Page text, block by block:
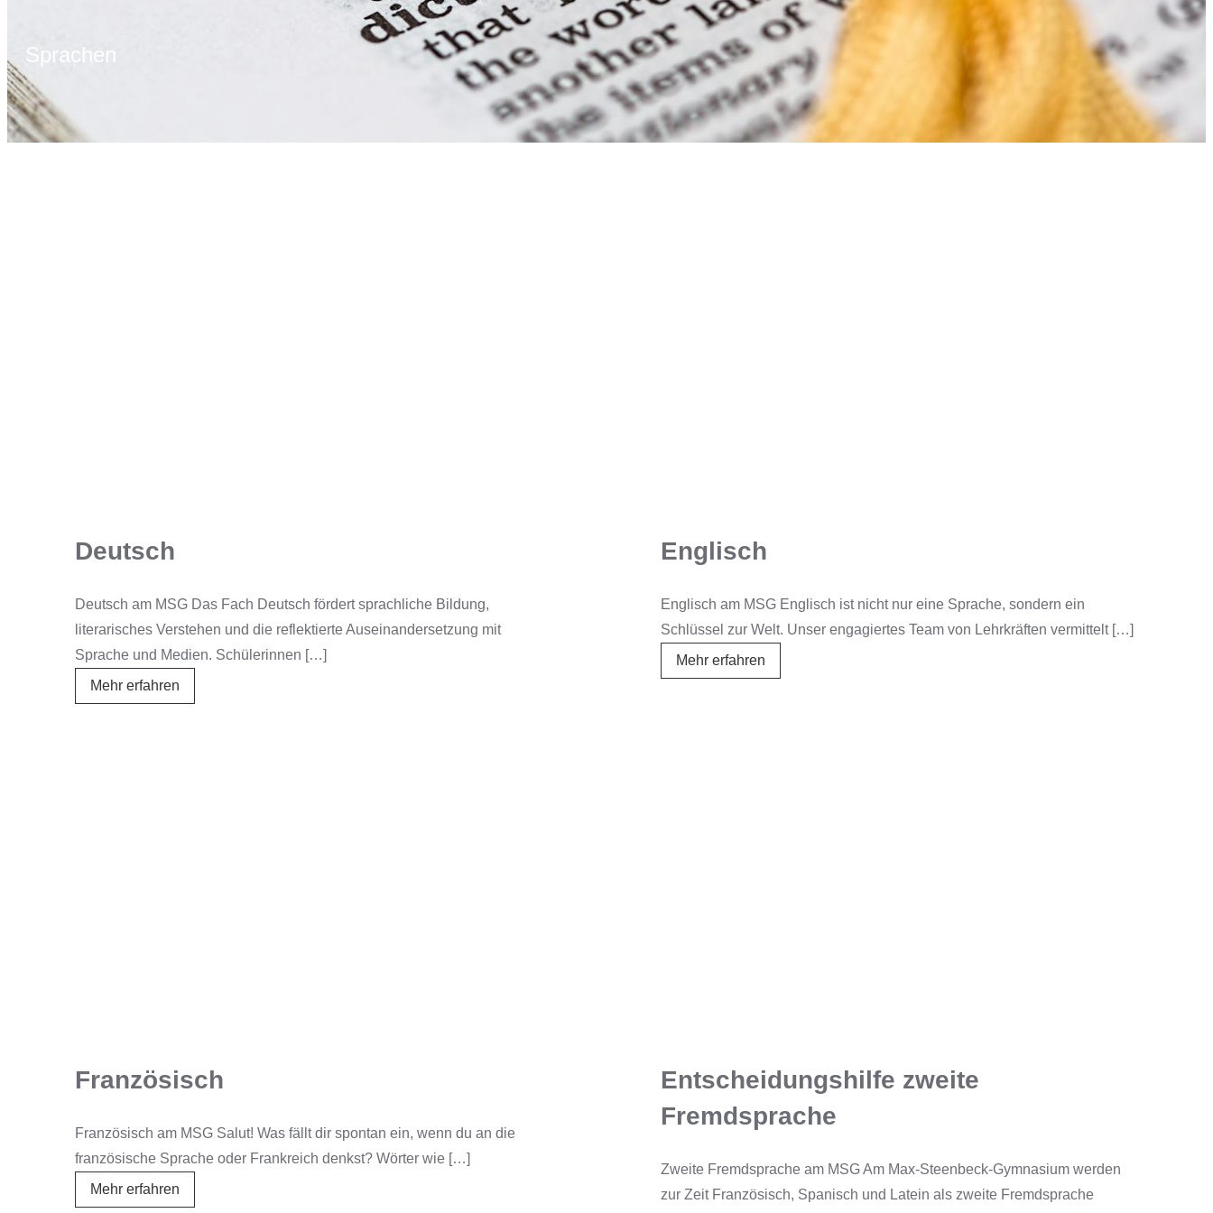
Sprachen
Deutsch
Deutsch am MSG Das Fach Deutsch fördert sprachliche Bildung,
literarisches Verstehen und die reflektierte Auseinandersetzung mit
Sprache und Medien. Schülerinnen […]
Mehr erfahren
Englisch
Englisch am MSG Englisch ist nicht nur eine Sprache, sondern ein
Schlüssel zur Welt. Unser engagiertes Team von Lehrkräften vermittelt […]
Mehr erfahren
Französisch
Französisch am MSG Salut! Was fällt dir spontan ein, wenn du an die
französische Sprache oder Frankreich denkst? Wörter wie […]
Mehr erfahren
Entscheidungshilfe zweite
Fremdsprache
Zweite Fremdsprache am MSG Am Max-Steenbeck-Gymnasium werden
zur Zeit Französisch, Spanisch und Latein als zweite Fremdsprache